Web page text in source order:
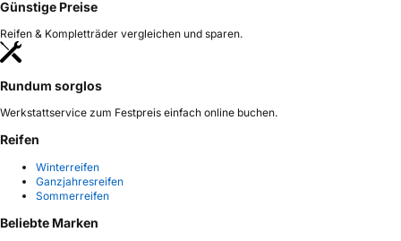
Günstige Preise
Reifen & Kompletträder vergleichen und sparen.
Rundum sorglos
Werkstattservice zum Festpreis einfach online buchen.
Reifen
Winterreifen
Ganzjahresreifen
Sommerreifen
Beliebte Marken